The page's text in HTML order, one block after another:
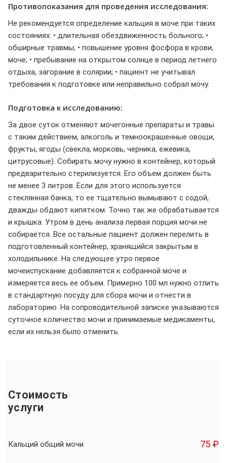
Противопоказания для проведения исследования:
Не рекомендуется определение кальция в моче при таких
состояниях: • длительная обездвиженность больного; •
обширные травмы; • повышение уровня фосфора в крови,
моче; • пребывание на открытом солнце в период летнего
отдыха, загорание в солярии; • пациент не учитывал
требования к подготовке или неправильно собрал мочу.
Подготовка к исследованию:
За двое суток отменяют мочегонные препараты и травы
с таким действием, алкоголь и темноокрашенные овощи,
фрукты, ягоды (свекла, морковь, черника, ежевика,
цитрусовые). Собирать мочу нужно в контейнер, который
предварительно стерилизуется. Его объем должен быть
не менее 3 литров. Если для этого используется
стеклянная банка, то ее тщательно вымывают с содой,
дважды обдают кипятком. Точно так же обрабатывается
и крышка. Утром в день анализа первая порция мочи не
собирается. Все остальные пациент должен перелить в
подготовленный контейнер, хранящийся закрытым в
холодильнике. На следующее утро первое
мочеиспускание добавляется к собранной моче и
измеряется весь ее объем. Примерно 100 мл нужно отлить
в стандартную посуду для сбора мочи и отнести в
лабораторию. На сопроводительной записке указываются
суточное количество мочи и принимаемые медикаменты,
если их нельзя было отменить.
Стоимость
услуги
Кальций общий мочи 75 ₽